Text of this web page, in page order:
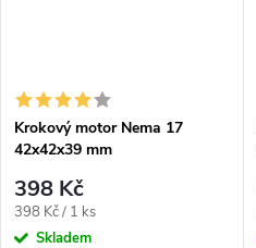
Krokový motor Nema 17
42x42x39 mm
398 Kč
Měrná
cena:
398 Kč / 1 ks
Skladem